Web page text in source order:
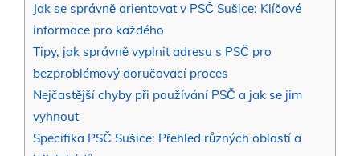
Jak se správně orientovat v PSČ Sušice: Klíčové
informace pro každého
Tipy, jak správně vyplnit adresu s PSČ pro
bezproblémový doručovací proces
Nejčastější chyby při používání PSČ a jak se jim
vyhnout
Specifika PSČ Sušice: Přehled různých oblastí a